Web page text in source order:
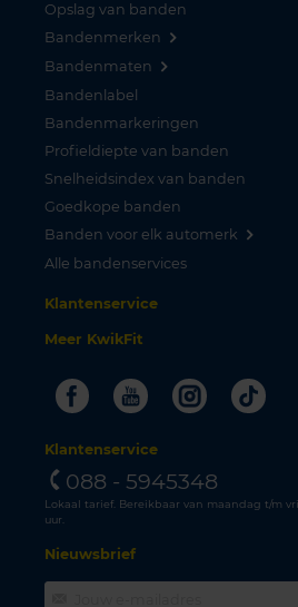
Opslag van banden
Bandenmerken
Bandenmaten
Bandenlabel
Bandenmarkeringen
Profieldiepte van banden
Snelheidsindex van banden
Goedkope banden
Banden voor elk automerk
Alle bandenservices
Klantenservice
Meer KwikFit
FacebookYoutubeInstagram
Klantenservice
088 - 5945348
Lokaal tarief. Bereikbaar van maandag t/m
uur.
Nieuwsbrief